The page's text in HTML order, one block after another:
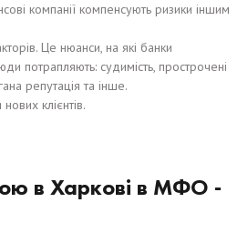
компанії компенсують ризики іншим
Це нюанси, на які банки
потрапляють: судимість, прострочені
репутація та інше.
клієнтів.
в Харкові в МФО -